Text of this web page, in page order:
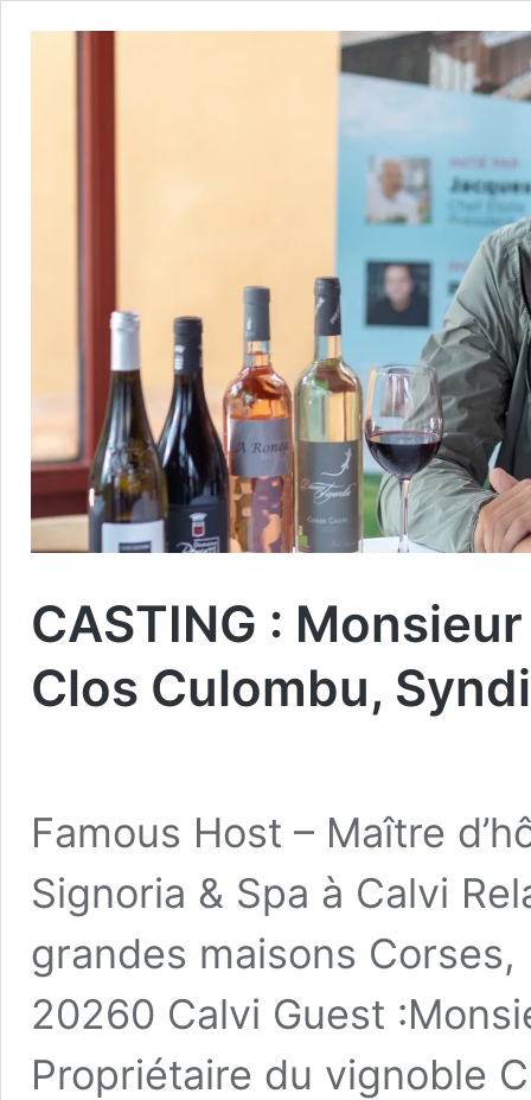
CASTING :
Clos Culombu,
Famous Host – Maître
Signoria & Spa à Calvi
grandes maisons
20260 Calvi Guest
Propriétaire du vignoble